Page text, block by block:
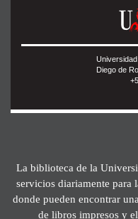
Diego de
La biblioteca de la
servicios diariamente para
donde pueden encontrar
de libros impresos y